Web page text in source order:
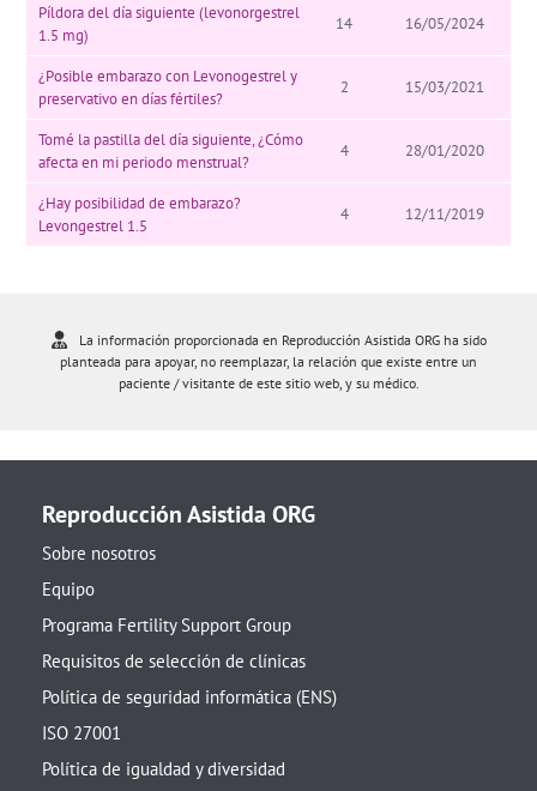
Píldora del día siguiente (levonorgestrel
1.5 mg)
14 16/05/2024
¿Posible embarazo con Levonogestrel y
preservativo en días fértiles?
2 15/03/2021
Tomé la pastilla del día siguiente, ¿Cómo
afecta en mi periodo menstrual?
4 28/01/2020
¿Hay posibilidad de embarazo?
Levongestrel 1.5
4 12/11/2019
La información proporcionada en Reproducción Asistida ORG ha sido
planteada para apoyar, no reemplazar, la relación que existe entre un
paciente / visitante de este sitio web, y su médico.
Reproducción Asistida ORG
Sobre nosotros
Equipo
Programa Fertility Support Group
Requisitos de selección de clínicas
Política de seguridad informática (ENS)
ISO 27001
Política de igualdad y diversidad